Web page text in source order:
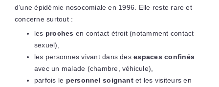
d’une épidémie nosocomiale en 1996. Elle reste rare et
concerne surtout :
les proches en contact étroit (notamment contact
sexuel),
les personnes vivant dans desespaces confinés
avec un malade (chambre, véhicule),
parfois le personnel soignantet les visiteurs en